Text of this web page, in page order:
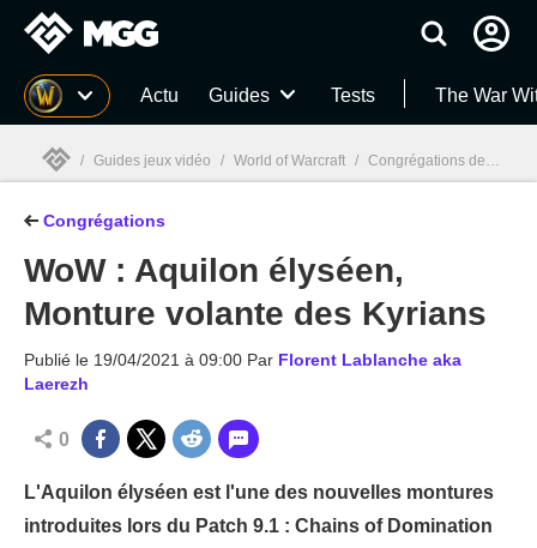
MGG Actu Guides Tests The War
MGG
/ Guides jeux vidéo / World of Warcraft / Congrégations de Shadowlands
Congrégations
WoW : Aquilon élyséen,
Monture volante des Kyrians
Publié le 19/04/2021 à 09:00 Par Florent Lablanche aka
Laerezh
0
L'Aquilon élyséen est l'une des nouvelles montures
introduites lors du Patch 9.1 : Chains of Domination